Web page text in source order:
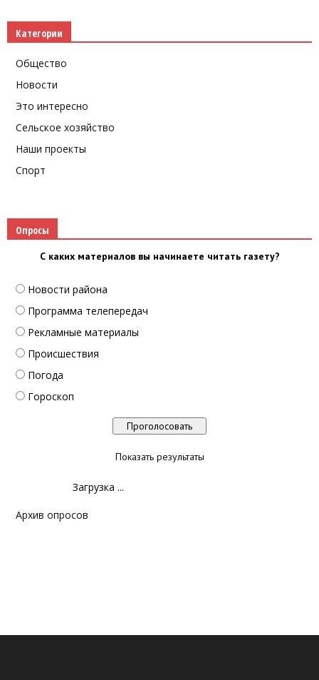
Категории
Общество
Новости
Это интересно
Сельское хозяйство
Наши проекты
Спорт
Опросы
С каких материалов вы начинаете читать газету?
Новости района
Программа телепередач
Рекламные материалы
Происшествия
Погода
Гороскоп
Показать результаты
Загрузка ...
Архив опросов